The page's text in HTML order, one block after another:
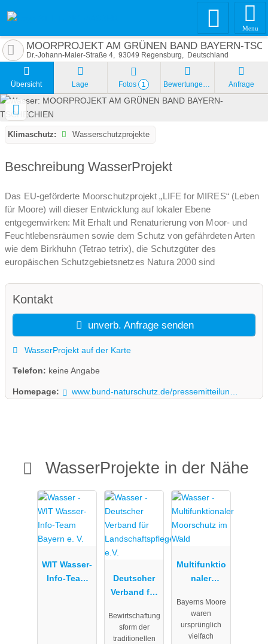
Menu
MOORPROJEKT AM GRÜNEN BAND BAYERN-
Dr.-Johann-Maier-Straße 4 93049 Regensburg Deutschland
Übersicht Lage Fotos 1 Bewertungen Anfrage
Klimaschutz: Wasserschutzprojekte
Beschreibung WasserProjekt
Das EU-geförderte Moorschutzprojekt „LIFE for MIRES“ (Leben
für Moore) will dieser Entwicklung auf lokaler Ebene
entgegenwirken: Mit Erhalt und Renaturierung von Moor- und
Feuchtlebensräumen sowie dem Schutz von gefährdeten Arten
wie dem Birkhuhn (Tetrao tetrix), die Schutzgüter des
europäischen Schutzgebietsnetzes Natura 2000 sind
Kontakt
unverb. Anfrage senden
WasserProjekt auf der Karte
Telefon: keine Angabe
Homepage: www.bund-naturschutz.de/pressemitteilungen/globale-probleme-lokale-loesungen-grenzuebergreifendes-moorprojekt-am-gruenen-band-bayern-tschechien.html
WasserProjekte in der Nähe
WIT Wasser-
Info-Team
Deutscher
Verband für
pflege e.V.
Bewirtschaftung
sform der
traditionellen
Multifunktio
naler
im Wald
Bayerns Moore
waren
ursprünglich
vielfach